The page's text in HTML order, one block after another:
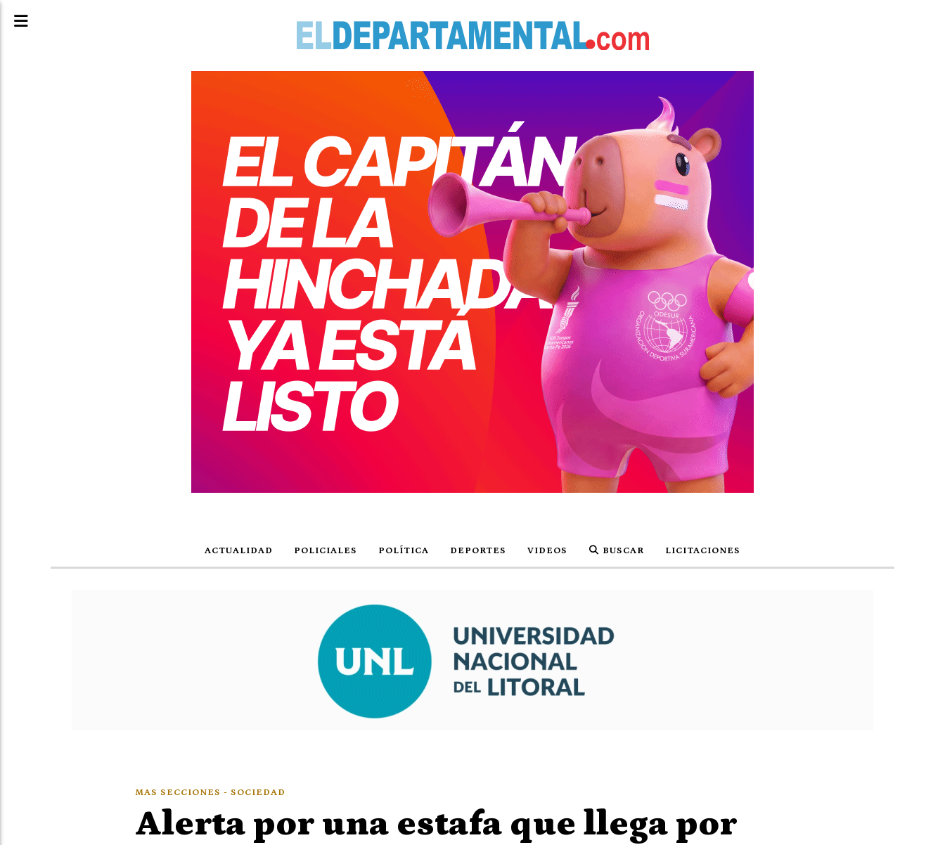
ACTUALIDAD POLICIALES POLÍTICA DEPORTES VIDEOS BUSCAR LICITACIONES
Alerta por una estafa que llega por
MAS SECCIONES - SOCIEDAD